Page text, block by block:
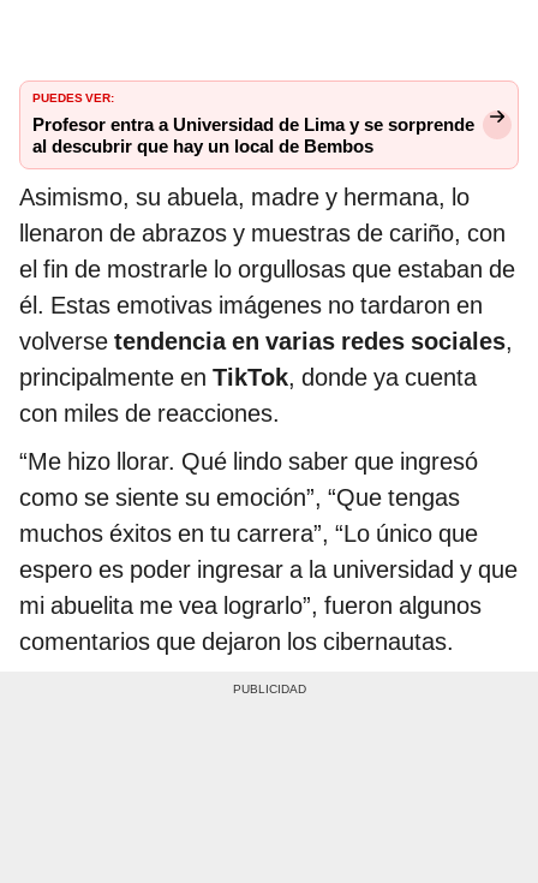
PUEDES VER:
Profesor entra a Universidad de Lima y se sorprende
al descubrir que hay un local de Bembos
Asimismo, su abuela, madre y hermana, lo
llenaron de abrazos y muestras de cariño, con
el fin de mostrarle lo orgullosas que estaban de
él. Estas emotivas imágenes no tardaron en
volverse tendencia en varias redes sociales,
principalmente en TikTok, donde ya cuenta
con miles de reacciones.
“Me hizo llorar. Qué lindo saber que ingresó
como se siente su emoción”, “Que tengas
muchos éxitos en tu carrera”, “Lo único que
espero es poder ingresar a la universidad y que
mi abuelita me vea lograrlo”, fueron algunos
comentarios que dejaron los cibernautas.